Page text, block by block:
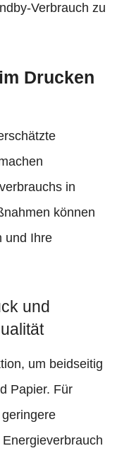
Verbrauch zu
Drucken
in
können
und Ihre
und
um beidseitig
Papier. Für